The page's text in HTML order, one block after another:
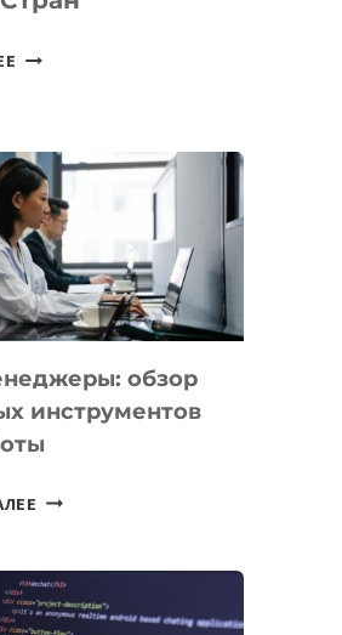
ГЕОГРАФИЯ
PARK
UZBEKISTAN
РАСШИРИЛАСЬ
ДО
102
СТРАН
обзор
инструментов
ТАСК-
ПОЛЕЗНЫХ
ИНСТРУМЕНТОВ